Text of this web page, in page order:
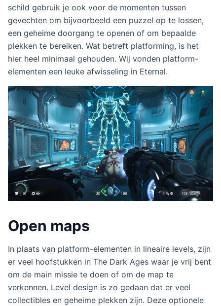
schild gebruik je ook voor de momenten tussen
gevechten om bijvoorbeeld een puzzel op te lossen,
een geheime doorgang te openen of om bepaalde
plekken te bereiken. Wat betreft platforming, is het
hier heel minimaal gehouden. Wij vonden platform-
elementen een leuke afwisseling in Eternal.
Open maps
In plaats van platform-elementen in lineaire levels, zijn
er veel hoofstukken in The Dark Ages waar je vrij bent
om de main missie te doen of om de map te
verkennen. Level design is zo gedaan dat er veel
collectibles en geheime plekken zijn. Deze optionele